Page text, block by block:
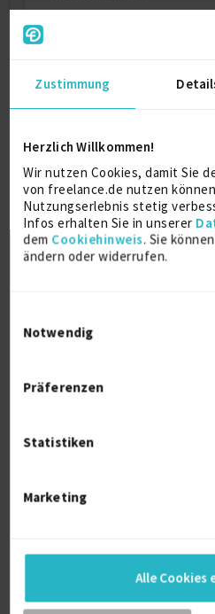
Zustimmung
Herzlich Willkommen!
Wir nutzen Cookies, damit Sie
von freelance.de nutzen
Nutzungserlebnis stetig
Infos erhalten Sie in unserer
dem Cookiehinweis. Sie
ändern oder widerrufen.
Notwendig
Präferenzen
Statistiken
Marketing
Alle Cookies
11/2018 – 9/2020 (1 Jahr, 11
Tarifbeschäftigter in der
Landeshauptstadt München
2/2017 – offen (9 Jahre, 7
Öffentliche Verwaltung
Details anzeigen
Stoll von Gáti GmbH, Crailsheim
Medienbranche
ITIL Foundation v.3
Zertifizierung